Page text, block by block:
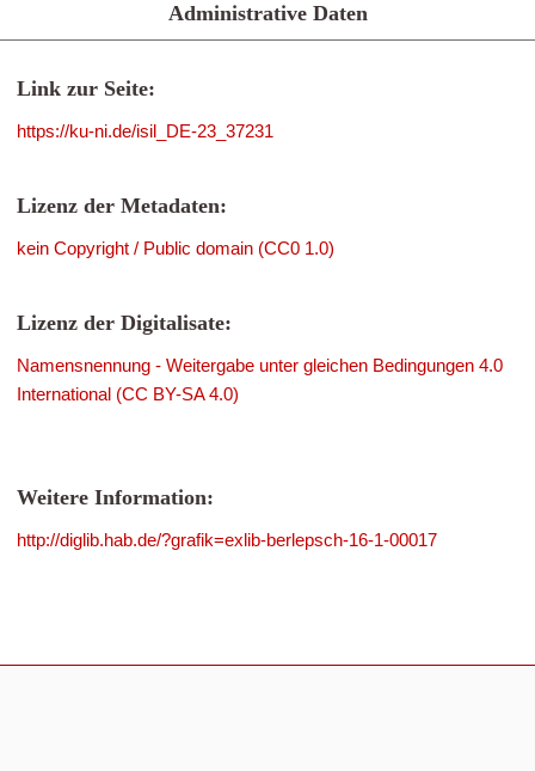
Administrative Daten
Link zur Seite:
https://ku-ni.de/isil_DE-23_37231
Lizenz der Metadaten:
kein Copyright / Public domain (CC0 1.0)
Lizenz der Digitalisate:
Namensnennung - Weitergabe unter gleichen Bedingungen 4.0
International (CC BY-SA 4.0)
Weitere Information:
http://diglib.hab.de/?grafik=exlib-berlepsch-16-1-00017